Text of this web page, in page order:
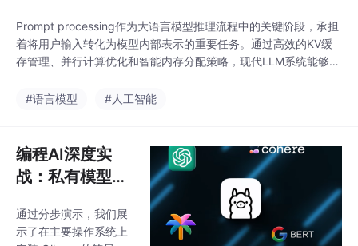
Prompt processing作为大语言模型推理流程中的关键阶段，承担
着将用户输入转化为模型内部表示的重要任务。通过高效的KV缓
存管理、并行计算优化和智能内存分配策略，现代LLM系统能够快
规模的不断扩大和应用场景的多样化，prompt processing阶段的
#语言模型 #人工智能
编程AI深度实
战：私有模型de
会ollama
通过分步演示，我们展
示了在主要操作系统上